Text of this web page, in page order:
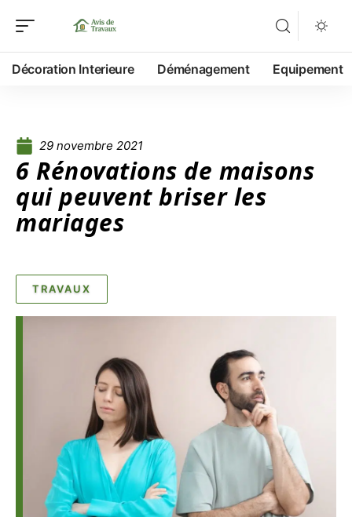
Décoration Interieure Déménagement Equipement
29 novembre 2021
6 Rénovations de maisons
qui peuvent briser les
mariages
TRAVAUX